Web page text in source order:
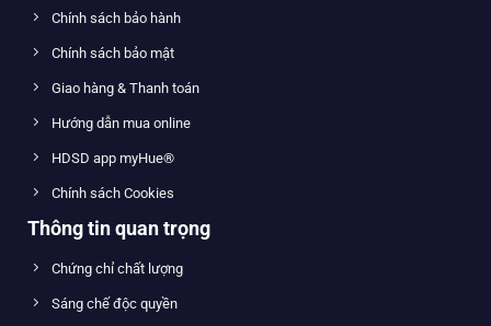
Chính sách bảo hành
Chính sách bảo mật
Giao hàng & Thanh toán
Hướng dẫn mua online
HDSD app myHue®
Chính sách Cookies
Thông tin quan trọng
Chứng chỉ chất lượng
Sáng chế độc quyền